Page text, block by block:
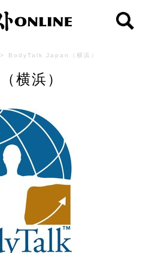
> BodyTalk Japan（横浜）
横浜）